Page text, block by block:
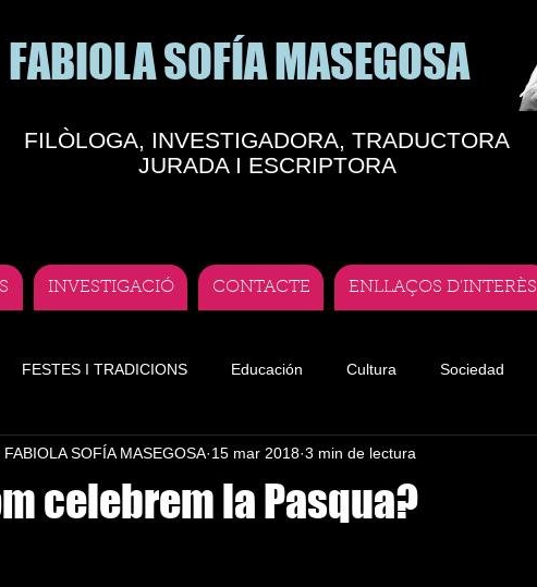
FABIOLA SOFÍA MASEGOSA
FILÒLOGA, INVESTIGADORA, TRADUCTORA
JURADA I ESCRIPTORA
INVESTIGACIÓ CONTACTE ENLLAÇOS D'INTERÈS
FESTES I TRADICIONS Educación Cultura Sociedad
Lengua Deporte Teatro andorrano
celebrem la Pasqua?
FABIOLA SOFÍA MASEGOSA 15 mar 2018 3 min de lectura